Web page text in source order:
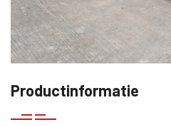
Productinformatie